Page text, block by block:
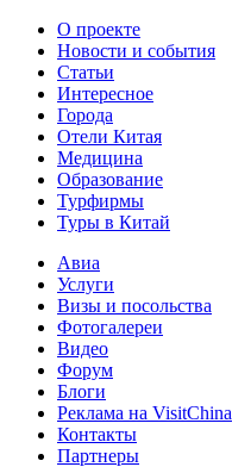
О проекте
Новости и события
Статьи
Интересное
Города
Отели Китая
Медицина
Образование
Турфирмы
Туры в Китай
Авиа
Услуги
Визы и посольства
Фотогалереи
Видео
Форум
Блоги
Реклама на VisitChina
Контакты
Партнеры